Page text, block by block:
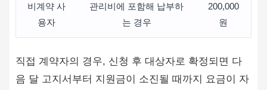
비계약 사
용자
관리비에 포함해 납부하
는 경우
200,000
원
직접 계약자의 경우, 신청 후 대상자로 확정되면 다
음 달 고지서부터 지원금이 소진될 때까지 요금이 자